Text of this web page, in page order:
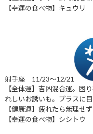
【幸運の食べ物】キュウリ
射手座 11/23～12/21
【全体運】吉凶混合運。困
れしいお誘いも。プラスに
【健康運】疲れたら無理せ
【幸運の食べ物】シシトウ